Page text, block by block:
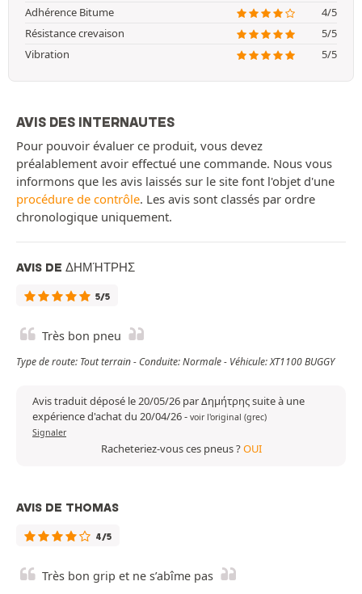
Adhérence Bitume
4/5
Résistance crevaison
5/5
Vibration
5/5
AVIS DES INTERNAUTES
Pour pouvoir évaluer ce produit, vous devez
préalablement avoir effectué une commande. Nous vous
informons que les avis laissés sur le site font l'objet d'une
procédure de contrôle. Les avis sont classés par ordre
chronologique uniquement.
AVIS DE ΔΗΜΉΤΡΗΣ
5/5
Très bon pneu
Type de route: Tout terrain - Conduite: Normale - Véhicule: ΧΤ1100 BUGGY
Avis traduit déposé le 20/05/26 par Δημήτρης suite à une
expérience d'achat du 20/04/26- voir l'original (grec)
Signaler
Racheteriez-vous ces pneus ?OUI
AVIS DE THOMAS
4/5
Très bon grip et ne s’abîme pas